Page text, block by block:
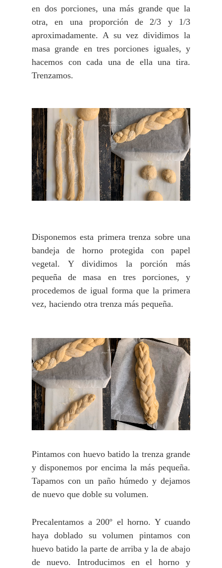
en dos porciones, una más grande que la
otra, en una proporción de 2/3 y 1/3
aproximadamente. A su vez dividimos la
masa grande en tres porciones iguales, y
hacemos con cada una de ella una tira.
Trenzamos.
Disponemos esta primera trenza sobre una
bandeja de horno protegida con papel
vegetal. Y dividimos la porción más
pequeña de masa en tres porciones, y
procedemos de igual forma que la primera
vez, haciendo otra trenza más pequeña.
Pintamos con huevo batido la trenza grande
y disponemos por encima la más pequeña.
Tapamos con un paño húmedo y dejamos
de nuevo que doble su volumen.
Precalentamos a 200º el horno. Y cuando
haya doblado su volumen pintamos con
huevo batido la parte de arriba y la de abajo
de nuevo. Introducimos en el horno y